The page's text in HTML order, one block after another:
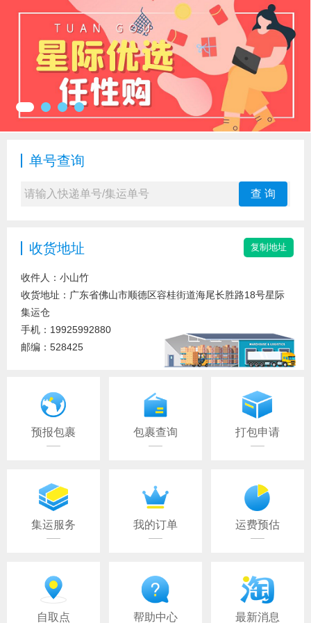
单号查询
查 询
收货地址
收件人：小山竹
收货地址： 广东省佛山市顺德区容桂街道海尾长胜路18号星际
集运仓
手机：19925992880
邮编：528425
预报包裹 包裹查询 打包申请
集运服务 我的订单 运费预估
自取点 帮助中心 最新消息